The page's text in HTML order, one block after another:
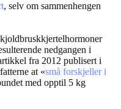
, selv om sammenhengen
nedgangen i
fra 2012 publisert i
at «små forskjeller i
med opptil 5 kg